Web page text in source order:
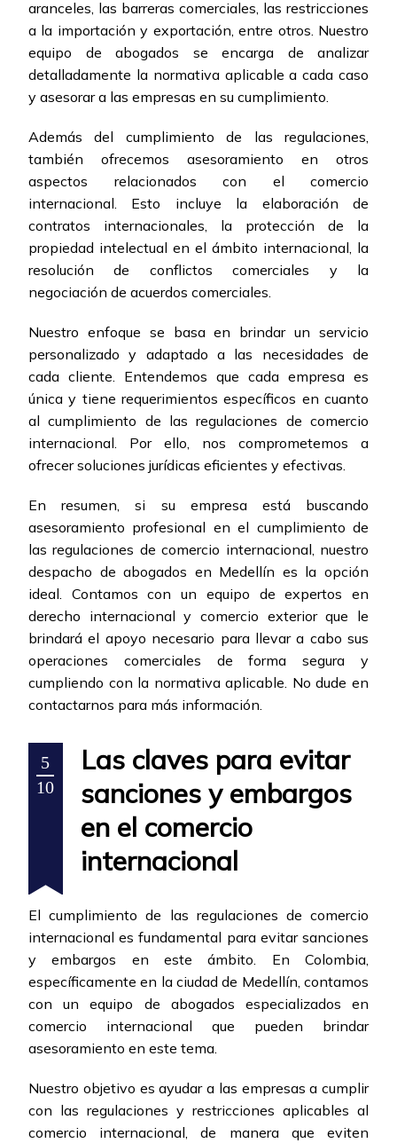
aranceles, las barreras comerciales, las restricciones
a la importación y exportación, entre otros. Nuestro
equipo de abogados se encarga de analizar
detalladamente la normativa aplicable a cada caso
y asesorar a las empresas en su cumplimiento.
Además del cumplimiento de las regulaciones,
también ofrecemos asesoramiento en otros
aspectos relacionados con el comercio
internacional. Esto incluye la elaboración de
contratos internacionales, la protección de la
propiedad intelectual en el ámbito internacional, la
resolución de conflictos comerciales y la
negociación de acuerdos comerciales.
Nuestro enfoque se basa en brindar un servicio
personalizado y adaptado a las necesidades de
cada cliente. Entendemos que cada empresa es
única y tiene requerimientos específicos en cuanto
al cumplimiento de las regulaciones de comercio
internacional. Por ello, nos comprometemos a
ofrecer soluciones jurídicas eficientes y efectivas.
En resumen, si su empresa está buscando
asesoramiento profesional en el cumplimiento de
las regulaciones de comercio internacional, nuestro
despacho de abogados en Medellín es la opción
ideal. Contamos con un equipo de expertos en
derecho internacional y comercio exterior que le
brindará el apoyo necesario para llevar a cabo sus
operaciones comerciales de forma segura y
cumpliendo con la normativa aplicable. No dude en
contactarnos para más información.
5
10
Las claves para evitar
sanciones y embargos
en el comercio
internacional
El cumplimiento de las regulaciones de comercio
internacional es fundamental para evitar sanciones
y embargos en este ámbito. En Colombia,
específicamente en la ciudad de Medellín, contamos
con un equipo de abogados especializados en
comercio internacional que pueden brindar
asesoramiento en este tema.
Nuestro objetivo es ayudar a las empresas a cumplir
con las regulaciones y restricciones aplicables al
comercio internacional, de manera que eviten